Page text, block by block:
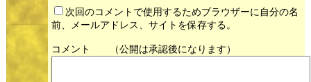
次回のコメントで使用するためブラウザーに自分の名
前、メールアドレス、サイトを保存する。
コメント